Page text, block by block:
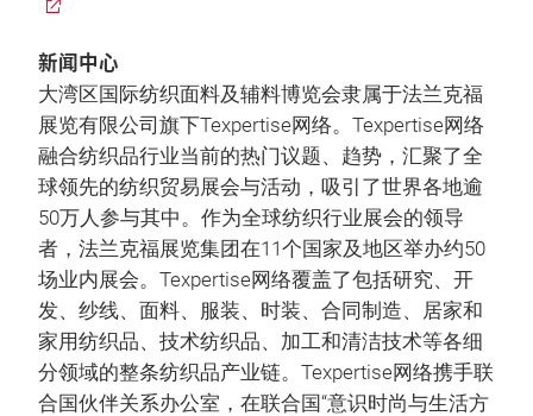
新闻中心
大湾区国际纺织面料及辅料博览会隶属于法兰克福
展览有限公司旗下Texpertise网络。Texpertise网络
融合纺织品行业当前的热门议题、趋势，汇聚了全
球领先的纺织贸易展会与活动，吸引了世界各地逾
50万人参与其中。作为全球纺织行业展会的领导
者，法兰克福展览集团在11个国家及地区举办约50
场业内展会。Texpertise网络覆盖了包括研究、开
发、纱线、面料、服装、时装、合同制造、居家和
家用纺织品、技术纺织品、加工和清洁技术等各细
分领域的整条纺织品产业链。Texpertise网络携手联
合国伙伴关系办公室，在联合国“意识时尚与生活方